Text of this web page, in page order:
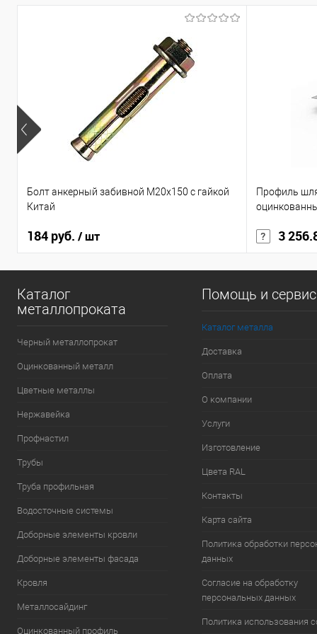
Болт анкерный забивной М20х150 с гайкой
Китай
184 руб. / шт
Профиль
3
Каталог
металлопроката
Черный металлопрокат
Оцинкованный металл
Цветные металлы
Нержавейка
Профнастил
Трубы
Труба профильная
Водосточные системы
Доборные элементы кровли
Доборные элементы фасада
Кровля
Металлосайдинг
Оцинкованный профиль
Помощь и
Каталог металла
Доставка
Оплата
О компании
Услуги
Изготовление
Цвета RAL
Контакты
Карта сайта
Политика обработки
данных
Согласие на обработку
персональных данных
Политика использования